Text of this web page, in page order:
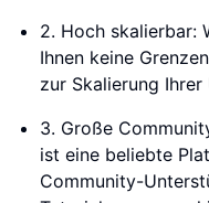
2. Hoch skalierbar:
Ihnen keine
zur Skalierung
3. Große
ist eine beliebte
Community-